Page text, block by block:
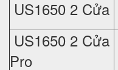
US1650 2 Cửa
US1650 2 Cửa
Pro